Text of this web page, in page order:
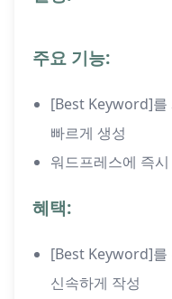
주요 기능:
[Best Keyword]를
빠르게 생성
워드프레스에 즉
혜택:
[Best Keyword]를
신속하게 작성